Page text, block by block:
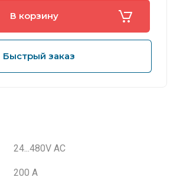
В корзину
Быстрый заказ
24...480V AC
200 А